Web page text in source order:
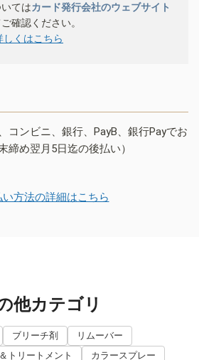
てはカード発行会社のウェブサイト
確認ください。
くはこちら
コンビニ、銀行、PayB、銀行Payでお
締め翌月5日迄の後払い）
い方法の詳細はこちら
他カテゴリ
ブリーチ剤
リムーバー
トリートメント
カラースプレー